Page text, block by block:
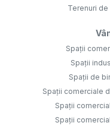
Terenuri
Spații
Spații
Spații de
Spații comerciale
Spații
Spații